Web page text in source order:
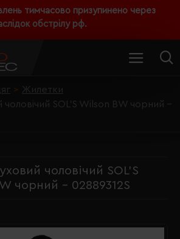
тимчасово призупинено через
обстрілу рф.
Жилетки
SOL'S Wilson BW чорний -
чоловічий SOL'S
чорний - 02889312S